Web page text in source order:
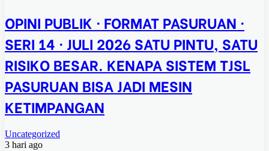
OPINI PUBLIK · FORMAT PASURUAN ·
SERI 14 · JULI 2026 SATU PINTU, SATU
RISIKO BESAR. KENAPA SISTEM TJSL
PASURUAN BISA JADI MESIN
KETIMPANGAN
Uncategorized
3 hari ago